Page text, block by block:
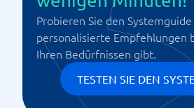
Probieren Sie den
personalisierte Empfehlungen
Ihren Bedürfnissen gibt.
TESTEN SIE DEN